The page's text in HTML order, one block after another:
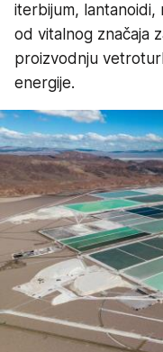
iterbijum, lantanoidi,
od vitalnog značaja
proizvodnju
energije.